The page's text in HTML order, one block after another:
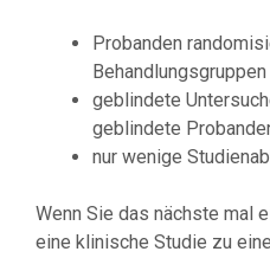
Probanden
geblindete
geblindete
nur wenige
Wenn Sie das nächste mal
eine klinische Studie zu